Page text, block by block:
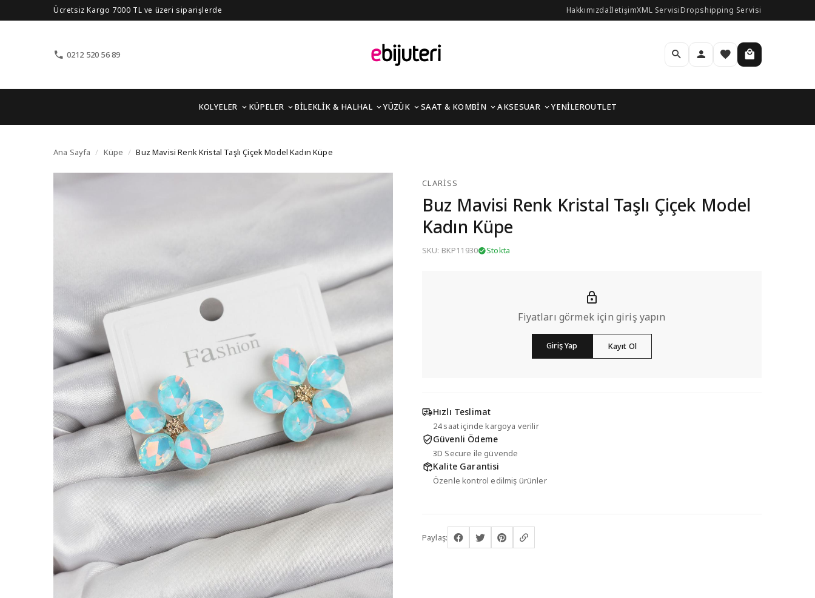
Ücretsiz Kargo 7000 TL ve üzeri siparişlerde HakkımızdaİletişimXML ServisiDropshipping Servisi
0212 520 56 89
KOLYELER KÜPELER BİLEKLİK & HALHAL YÜZÜK SAAT & KOMBİN AKSESUAR YENİLEROUTLET
Buz Mavisi Renk Kristal Taşlı Çiçek Model Kadın Küpe
Ana Sayfa / Küpe / Buz Mavisi Renk Kristal Taşlı Çiçek Model Kadın Küpe
CLARISS
Buz Mavisi Renk Kristal Taşlı Çiçek Model
Kadın Küpe
SKU: BKP11930 Stokta
Fiyatları görmek için giriş yapın
Giriş Yap Kayıt Ol
Hızlı Teslimat
24 saat içinde kargoya verilir
Güvenli Ödeme
3D Secure ile güvende
Kalite Garantisi
Özenle kontrol edilmiş ürünler
Paylaş: